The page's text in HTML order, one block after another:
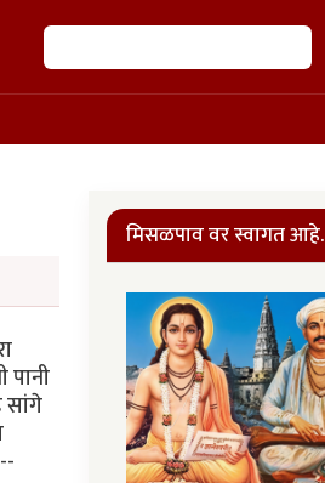
शोध
सांगे
मिसळपाव वर स्वागत आहे.